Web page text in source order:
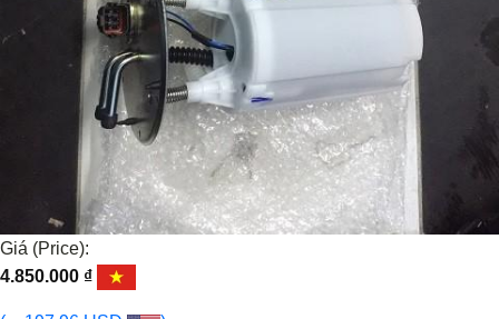
Giá (Price):
4.850.000 ₫